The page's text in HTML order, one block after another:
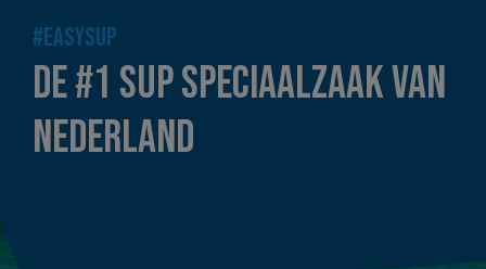
#EASYSUP
DE #1 SUP SPECIAALZAAK VAN
NEDERLAND